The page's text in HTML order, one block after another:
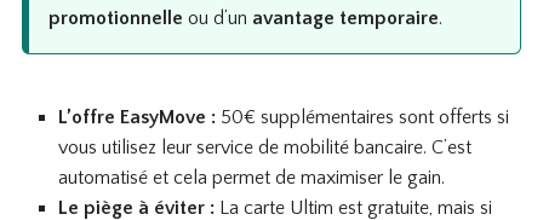
promotionnelle ou d’un avantage temporaire.
L’offre EasyMove :50€ supplémentaires sont offerts si
vous utilisez leur service de mobilité bancaire. C’est
automatisé et cela permet de maximiser le gain.
Le piège à éviter :La carte Ultim est gratuite, mais si